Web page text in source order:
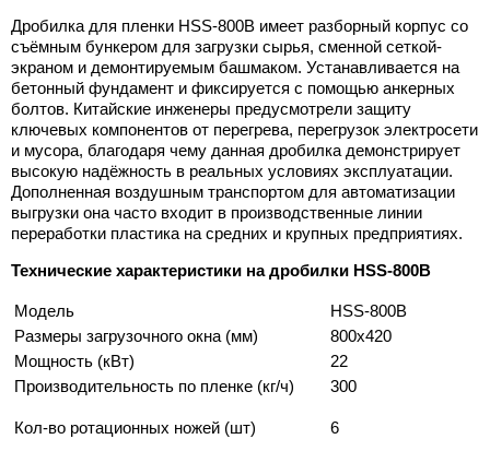
Дробилка для пленки HSS-800B имеет разборный корпус со
съёмным бункером для загрузки сырья, сменной сеткой-
экраном и демонтируемым башмаком. Устанавливается на
бетонный фундамент и фиксируется с помощью анкерных
болтов. Китайские инженеры предусмотрели защиту
ключевых компонентов от перегрева, перегрузок электросети
и мусора, благодаря чему данная дробилка демонстрирует
высокую надёжность в реальных условиях эксплуатации.
Дополненная воздушным транспортом для автоматизации
выгрузки она часто входит в производственные линии
переработки пластика на средних и крупных предприятиях.
Технические характеристики на дробилки HSS-800B
Модель
HSS-800B
Размеры загрузочного окна (мм)
800x420
Мощность (кВт)
22
Производительность по пленке (кг/ч)
300
Кол-во ротационных ножей (шт) 6